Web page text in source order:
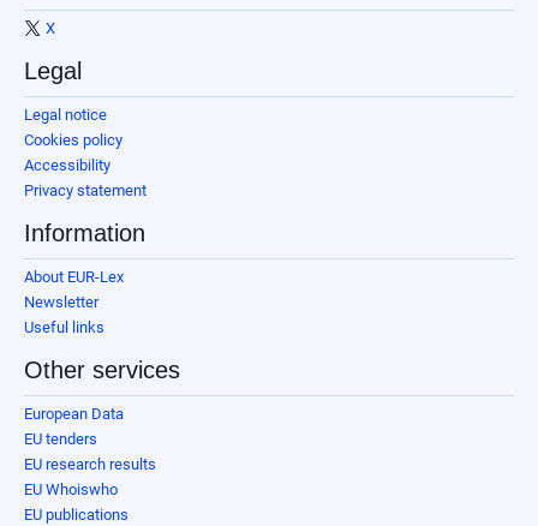
X
Legal
Legal notice
Cookies policy
Accessibility
Privacy statement
Information
About EUR-Lex
Newsletter
Useful links
Other services
European Data
EU tenders
EU research results
EU Whoiswho
EU publications